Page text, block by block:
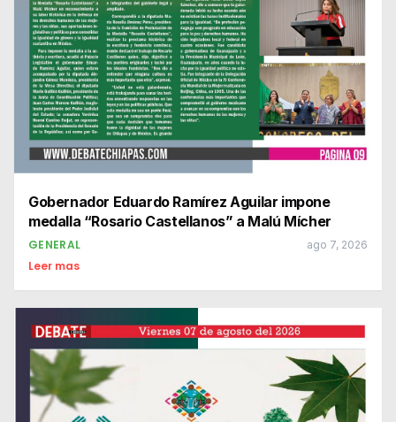
Gobernador Eduardo Ramírez Aguilar impone
medalla “Rosario Castellanos” a Malú Mícher
GENERAL ago 7, 2026
Leer mas